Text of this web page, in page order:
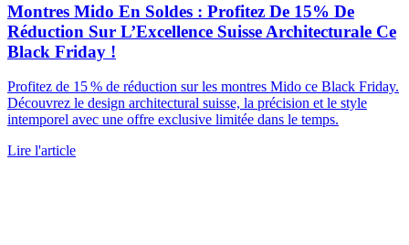
Montres Mido En Soldes : Profitez De 15% De
Réduction Sur L’Excellence Suisse Architecturale Ce
Black Friday !
Profitez de 15 % de réduction sur les montres Mido ce Black Friday.
Découvrez le design architectural suisse, la précision et le style
intemporel avec une offre exclusive limitée dans le temps.
Lire l'article